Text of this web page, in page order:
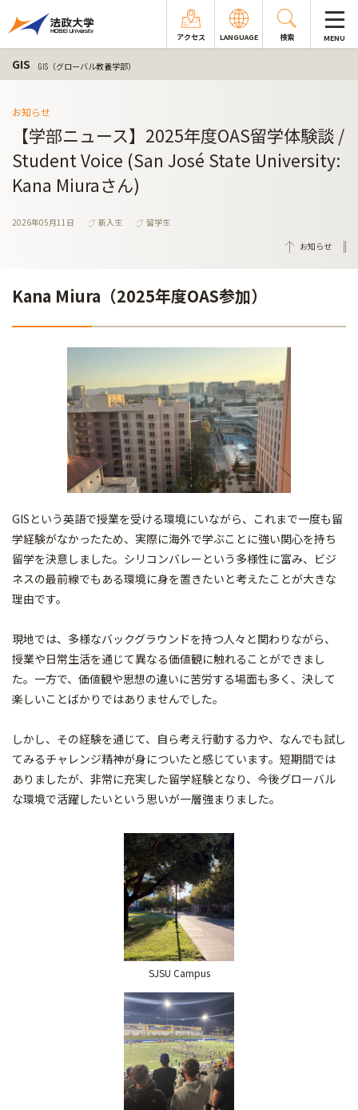
アクセス LANGUAGE 検索 MENU
GIS GIS（グローバル教養学部）
お知らせ
【学部ニュース】2025年度OAS留学体験談 /
Student Voice (San José State University:
Kana Miuraさん)
2026年05月11日 新入生
留学生
お知らせ
Kana Miura（2025年度OAS参加）
GISという英語で授業を受ける環境にいながら、これまで一度も留
学経験がなかったため、実際に海外で学ぶことに強い関心を持ち
留学を決意しました。シリコンバレーという多様性に富み、ビジ
ネスの最前線でもある環境に身を置きたいと考えたことが大きな
理由です。
現地では、多様なバックグラウンドを持つ人々と関わりながら、
授業や日常生活を通じて異なる価値観に触れることができまし
た。一方で、価値観や思想の違いに苦労する場面も多く、決して
楽しいことばかりではありませんでした。
しかし、その経験を通じて、自ら考え行動する力や、なんでも試し
てみるチャレンジ精神が身についたと感じています。短期間では
ありましたが、非常に充実した留学経験となり、今後グローバル
な環境で活躍したいという思いが一層強まりました。
SJSU Campus